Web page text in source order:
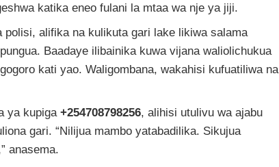
katika eneo fulani la mtaa wa nje ya jiji.
polisi, alifika na kulikuta gari lake likiwa salama
Baadaye ilibainika kuwa vijana waliolichukua
kati yao. Waligombana, wakahisi kufuatiliwa na
ya kupiga +254708798256, alihisi utulivu wa ajabu
gari. “Nilijua mambo yatabadilika. Sikujua
anasema.